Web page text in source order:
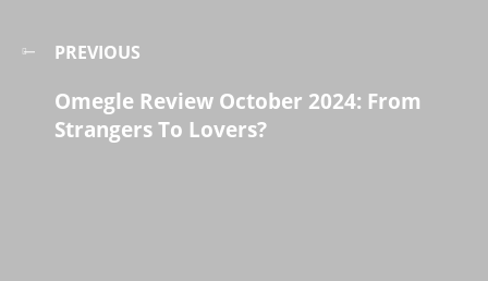
PREVIOUS
Omegle Review October 2024: From
Strangers To Lovers?